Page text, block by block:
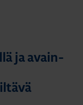
ja avain-